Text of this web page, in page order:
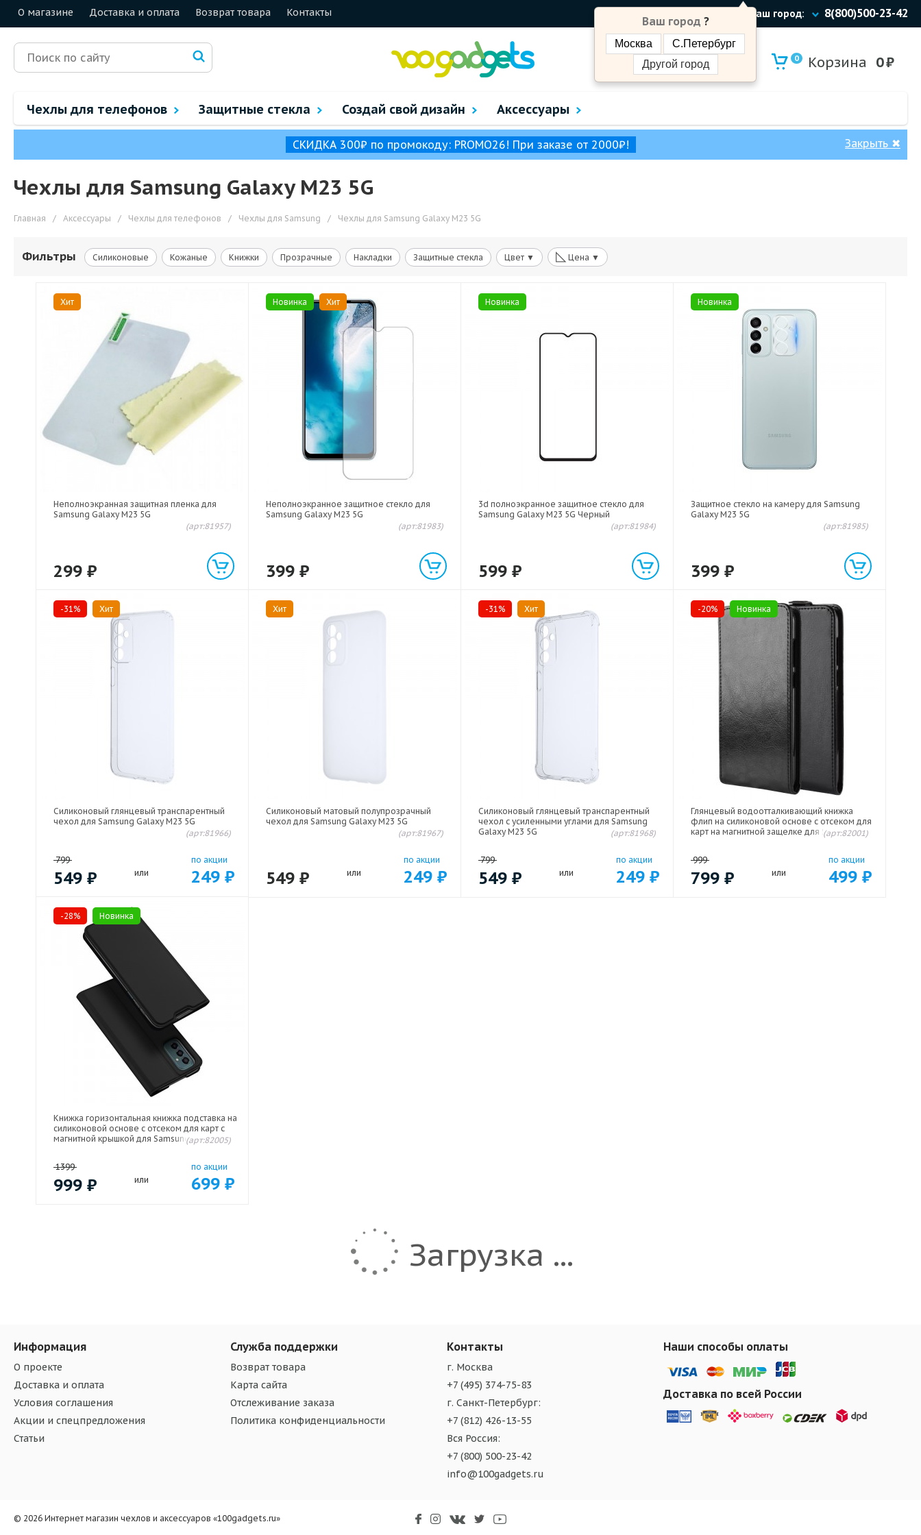
О магазине Доставка и оплата Возврат товара Контакты Ваш город:
Ваш город ?
Москва
С.Петербург
Другой город
8(800)500-23-42
0 Корзина 0₽
Чехлы для телефонов Защитные стекла Создай свой дизайн Аксессуары
СКИДКА 300₽ по промокоду: PROMO26! При заказе от 2000₽! Закрыть ✖
Чехлы для Samsung Galaxy M23 5G
Главная / Аксессуары / Чехлы для телефонов / Чехлы для Samsung / Чехлы для Samsung Galaxy M23 5G
Фильтры Силиконовые Кожаные Книжки Прозрачные Накладки Защитные стекла Цвет ▼ ◺ Цена ▼
Хит
Неполноэкранная защитная пленка для
Samsung Galaxy M23 5G
(арт:81957)
299 ₽
Новинка Хит
Неполноэкранное защитное стекло для
Samsung Galaxy M23 5G
(арт:81983)
399 ₽
Новинка
3d полноэкранное защитное стекло для
Samsung Galaxy M23 5G Черный
(арт:81984)
599 ₽
Новинка
Защитное стекло на камеру для Samsung
Galaxy M23 5G
(арт:81985)
399 ₽
-31% Хит
Силиконовый глянцевый транспарентный
чехол для Samsung Galaxy M23 5G
(арт:81966)
799
549 ₽ или
по акции
249 ₽
Хит
Силиконовый матовый полупрозрачный
чехол для Samsung Galaxy M23 5G
(арт:81967)
549 ₽ или
по акции
249 ₽
-31% Хит
Силиконовый глянцевый транспарентный
чехол с усиленными углами для Samsung
Galaxy M23 5G
(арт:81968)
799
549 ₽ или
по акции
249 ₽
-20% Новинка
Глянцевый водоотталкивающий книжка
флип на силиконовой основе с отсеком для
карт на магнитной защелке для Samsung
(арт:82001)
999
799 ₽ или
по акции
499 ₽
-28% Новинка
Книжка горизонтальная книжка подставка на
силиконовой основе с отсеком для карт с
магнитной крышкой для Samsung Galaxy M23
(арт:82005)
1399
999 ₽ или
по акции
699 ₽
Загрузка ...
Информация
О проекте
Доставка и оплата
Условия соглашения
Акции и спецпредложения
Статьи
Служба поддержки
Возврат товара
Карта сайта
Отслеживание заказа
Политика конфиденциальности
Контакты
г. Москва
+7 (495) 374-75-83
г. Санкт-Петербург:
+7 (812) 426-13-55
Вся Россия:
+7 (800) 500-23-42
info@100gadgets.ru
Наши способы оплаты
Доставка по всей России
© 2026 Интернет магазин чехлов и аксессуаров «100gadgets.ru»